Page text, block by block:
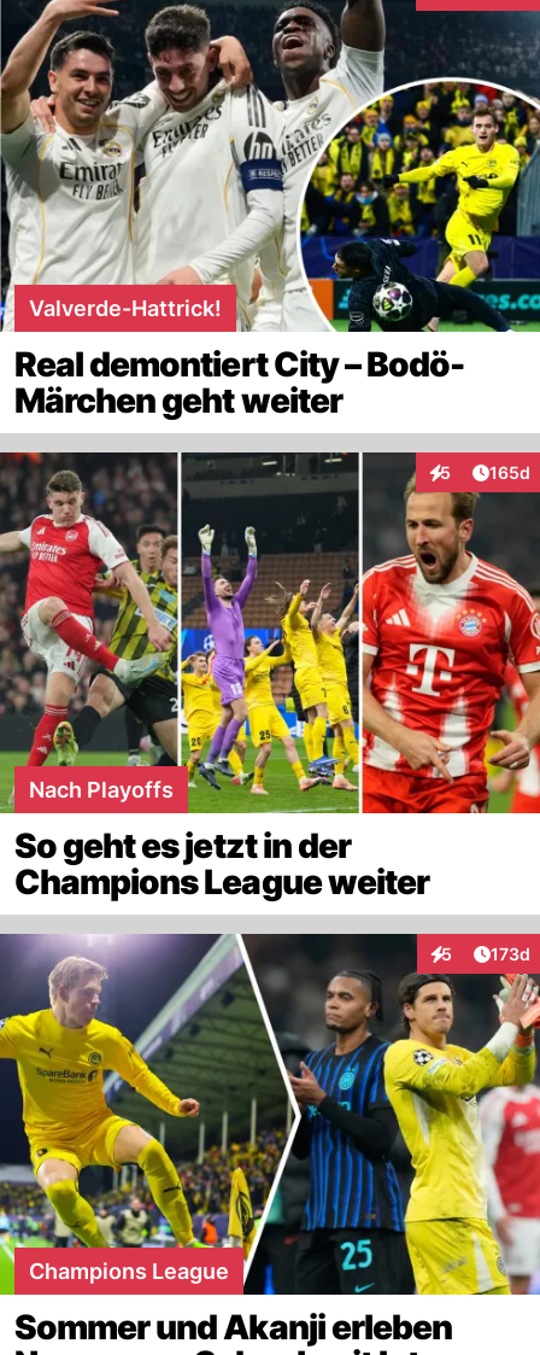
Valverde-Hattrick!
Real demontiert City – Bodö-
Märchen geht weiter
5
Interaktionen
165d
Nach Playoffs
So geht es jetzt in der
Champions League weiter
5
Interaktionen
173d
Champions League
Sommer und Akanji erleben